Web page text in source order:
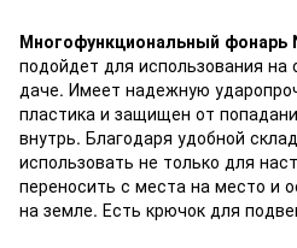
Многофункциональный фонарь
подойдет для использования на
даче. Имеет надежную
пластика и защищен от
внутрь. Благодаря удобной
использовать не только для
переносить с места на место и
на земле. Есть крючок для